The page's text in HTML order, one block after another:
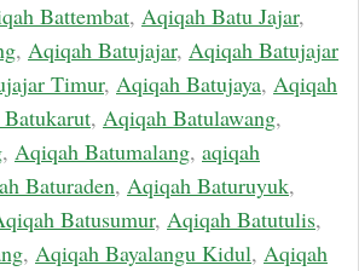
Battembat, Aqiqah Batu Jajar,
, Aqiqah Batujajar, Aqiqah Batujajar
Timur, Aqiqah Batujaya, Aqiqah
, Aqiqah Batulawang,
, Aqiqah Batumalang, aqiqah
Baturaden, Aqiqah Baturuyuk,
Batusumur, Aqiqah Batutulis,
, Aqiqah Bayalangu Kidul, Aqiqah